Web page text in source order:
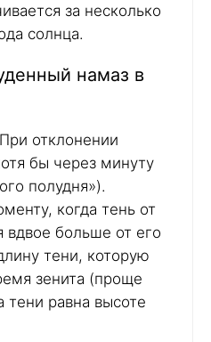
за несколько
солнца.
намаз в
отклонении
бы через минуту
полудня»).
когда тень от
вдвое больше от его
тени, которую
зенита (проще
тени равна высоте